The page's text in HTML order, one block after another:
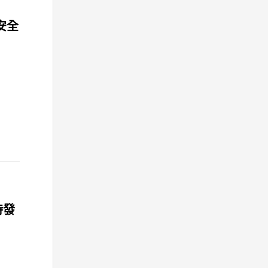
全
發